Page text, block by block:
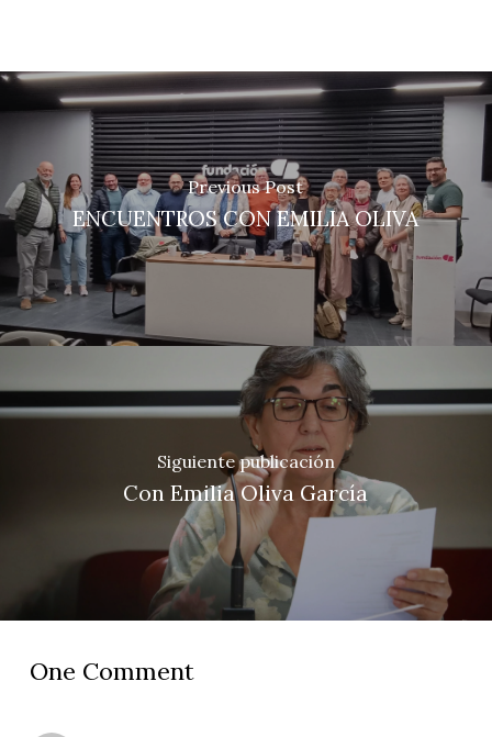
Previous Post
ENCUENTROS CON EMILIA OLIVA
Siguiente publicación
Con Emilia Oliva García
One Comment